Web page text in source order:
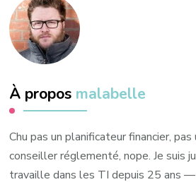
À propos malabelle
Chu pas un planificateur financier,
conseiller réglementé, nope. Je suis
travaille dans les TI depuis 25 ans